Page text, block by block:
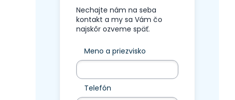
Nechajte nám na seba
kontakt a my sa Vám čo
najskôr ozveme späť.
Meno a priezvisko
Telefón